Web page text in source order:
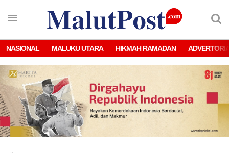
NASIONAL MALUKU UTARA HIKMAH RAMADAN